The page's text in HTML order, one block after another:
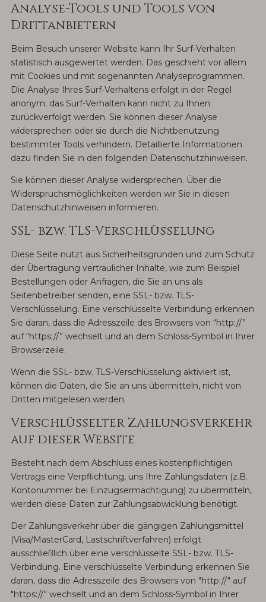
Analyse-Tools und Tools von
Drittanbietern
Beim Besuch unserer Website kann Ihr Surf-Verhalten
statistisch ausgewertet werden. Das geschieht vor allem
mit Cookies und mit sogenannten Analyseprogrammen.
Die Analyse Ihres Surf-Verhaltens erfolgt in der Regel
anonym; das Surf-Verhalten kann nicht zu Ihnen
zurückverfolgt werden. Sie können dieser Analyse
widersprechen oder sie durch die Nichtbenutzung
bestimmter Tools verhindern. Detaillierte Informationen
dazu finden Sie in den folgenden Datenschutzhinweisen.
Sie können dieser Analyse widersprechen. Über die
Widerspruchsmöglichkeiten werden wir Sie in diesen
Datenschutzhinweisen informieren.
SSL- bzw. TLS-Verschlüsselung
Diese Seite nutzt aus Sicherheitsgründen und zum Schutz
der Übertragung vertraulicher Inhalte, wie zum Beispiel
Bestellungen oder Anfragen, die Sie an uns als
Seitenbetreiber senden, eine SSL- bzw. TLS-
Verschlüsselung. Eine verschlüsselte Verbindung erkennen
Sie daran, dass die Adresszeile des Browsers von “http://”
auf “https://” wechselt und an dem Schloss-Symbol in Ihrer
Browserzeile.
Wenn die SSL- bzw. TLS-Verschlüsselung aktiviert ist,
können die Daten, die Sie an uns übermitteln, nicht von
Dritten mitgelesen werden.
Verschlüsselter Zahlungsverkehr
auf dieser Website
Besteht nach dem Abschluss eines kostenpflichtigen
Vertrags eine Verpflichtung, uns Ihre Zahlungsdaten (z.B.
Kontonummer bei Einzugsermächtigung) zu übermitteln,
werden diese Daten zur Zahlungsabwicklung benötigt.
Der Zahlungsverkehr über die gängigen Zahlungsmittel
(Visa/MasterCard, Lastschriftverfahren) erfolgt
ausschließlich über eine verschlüsselte SSL- bzw. TLS-
Verbindung. Eine verschlüsselte Verbindung erkennen Sie
daran, dass die Adresszeile des Browsers von "http://" auf
"https://" wechselt und an dem Schloss-Symbol in Ihrer